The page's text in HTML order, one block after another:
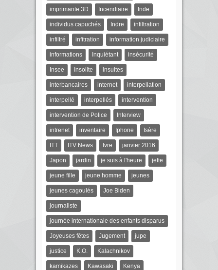
imprimante 3D Incendiaire Inde
individus capuchés Indre infiltration
infiltré infitration information judiciaire
informations Inquiétant insécurité
Insee Insolite insultes
interbancaires internet interpellation
interpellé interpellés intervention
intervention de Police Interview
intrenet inventaire Iphone Isère
ITT ITV News Ivre janvier 2016
Japon jardin je suis à l'heure jette
jeune fille jeune homme jeunes
jeunes cagoulés Joe Biden
journaliste
journée internationale des enfants disparus
Joyeuses fêtes Jugement jupe
justice K.O. Kalachnikov
kamikazes Kawasaki Kenya